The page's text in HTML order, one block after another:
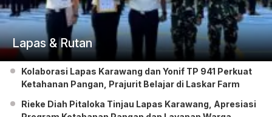
Lapas & Rutan
Kolaborasi Lapas Karawang dan Yonif TP 941 Perkuat
Ketahanan Pangan, Prajurit Belajar di Laskar Farm
Rieke Diah Pitaloka Tinjau Lapas Karawang, Apresiasi